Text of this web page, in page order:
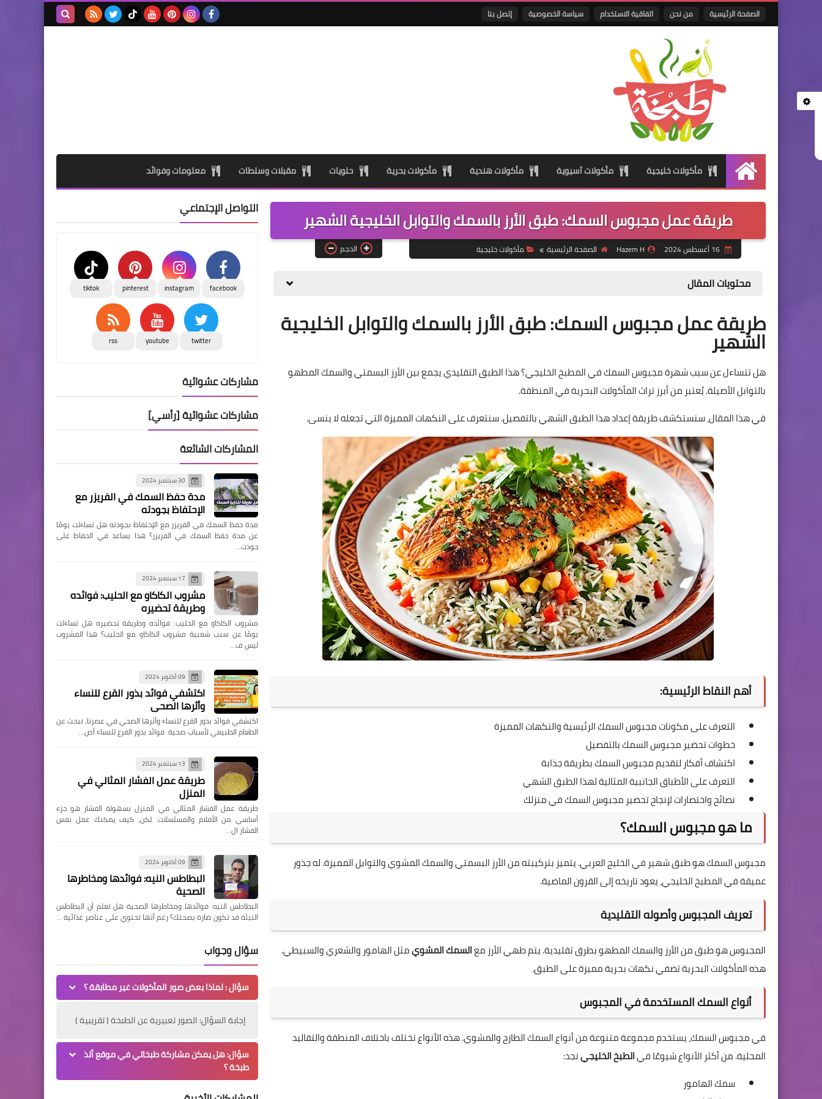
الصفحة الرئيسية من نحن اتفاقية الاستخدام سياسة الخصوصية إتصل بنا
الرئيسيةمأكولات خليجية مأكولات آسيوية مأكولات هندية مأكولات بحرية حلويات مقبلات وسلطات معلومات وفوائد
طريقة عمل مجبوس السمك: طبق الأرز بالسمك والتوابل الخليجية الشهير
16 أغسطس 2024 Hazem H الصفحة الرئيسية مأكولات خليجية الحجم
محتويات المقال
طريقة عمل مجبوس السمك: طبق الأرز بالسمك والتوابل الخليجية
الشهير
هل تتساءل عن سبب شهرة مجبوس السمك في المطبخ الخليجي؟ هذا الطبق التقليدي يجمع بين الأرز البسمتي والسمك المطهو
بالتوابل الأصيلة. يُعتبر من أبرز تراث المأكولات البحرية في المنطقة.
في هذا المقال، سنستكشف طريقة إعداد هذا الطبق الشهي بالتفصيل. سنتعرف على النكهات المميزة التي تجعله لا ينسى.
أهم النقاط الرئيسية:
التعرف على مكونات مجبوس السمك الرئيسية والنكهات المميزة
خطوات تحضير مجبوس السمك بالتفصيل
اكتشاف أفكار لتقديم مجبوس السمك بطريقة جذابة
التعرف على الأطباق الجانبية المثالية لهذا الطبق الشهي
نصائح واختصارات لإنجاح تحضير مجبوس السمك في منزلك
ما هو مجبوس السمك؟
مجبوس السمك هو طبق شهير في الخليج العربي. يتميز بتركيبته من الأرز البسمتي والسمك المشوي والتوابل المميزة. له جذور
عميقة في المطبخ الخليجي، يعود تاريخه إلى القرون الماضية.
تعريف المجبوس وأصوله التقليدية
المجبوس هو طبق من الأرز والسمك المطهو بطرق تقليدية. يتم طهي الأرز معالسمك المشويمثل الهامور والشعري والسبيطي.
هذه المأكولات البحرية تضفي نكهات بحرية مميزة على الطبق.
أنواع السمك المستخدمة في المجبوس
في مجبوس السمك، يستخدم مجموعة متنوعة من أنواع السمك الطازج والمشوي. هذه الأنواع تختلف باختلاف المنطقة والتقاليد
المحلية. من أكثر الأنواع شيوعًا فيالطبخ الخليجينجد:
سمك الهامور
التواصل الإجتماعي
facebook
instagram
pinterest
tiktok
twitter
youtube
rss
مشاركات عشوائية
مشاركات عشوائية [رأسي]
المشاركات الشائعة
30 سبتمبر 2024
مدة حفظ السمك في الفريزر مع
الإحتفاظ بجودته
مدة حفظ السمك في الفريزر مع الإحتفاظ بجودته هل تساءلت يومًا
عن مدة حفظ السمك في الفريزر؟ هذا يساعد في الحفاظ على
جودت…
17 سبتمبر 2024
مشروب الكاكاو مع الحليب: فوائده
وطريقة تحضيره
مشروب الكاكاو مع الحليب: فوائده وطريقة تحضيره هل تساءلت
يومًا عن سبب شعبية مشروب الكاكاو مع الحليب؟ هذا المشروب
ليس ف…
09 أكتوبر 2024
اكتشفي فوائد بذور القرع للنساء
وأثرها الصحي
اكتشفي فوائد بذور القرع للنساء وأثرها الصحي في عصرنا، نبحث عن
الطعام الطبيعي لأسباب صحية. فوائد بذور القرع للنساء أص…
13 سبتمبر 2024
طريقة عمل الفشار المثالي في
المنزل
طريقة عمل الفشار المثالي في المنزل بسهولة الفشار هو جزء
أساسي من الأفلام والمسلسلات. لكن، كيف يمكنك عمل نفس
الفشار ال…
09 أكتوبر 2024
البطاطس النيه: فوائدها ومخاطرها
الصحية
البطاطس النيه: فوائدها ومخاطرها الصحية هل تعلم أن البطاطس
النيئة قد تكون ضارة بصحتك؟ رغم أنها تحتوي على عناصر غذائية …
سؤال وجواب
سؤال : لماذا بعض صور المأكولات غير مطابقة ؟
إجابة السؤال: الصور تعبيرية عن الطبخة ( تقريبية )
سؤال: هل يمكن مشاركة طبخاتي في موقع ألذ
طبخة ؟